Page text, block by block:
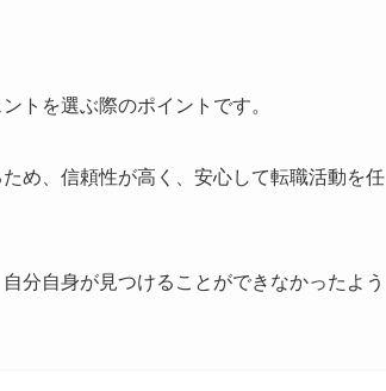
トを選ぶ際のポイントです。
め、信頼性が高く、安心して転職活動を任
分自身が見つけることができなかったよう